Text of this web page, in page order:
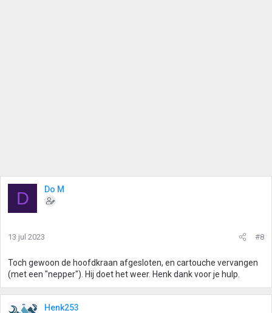
D Do M
13 jul 2023 #8
Toch gewoon de hoofdkraan afgesloten, en cartouche vervangen
(met een "nepper"). Hij doet het weer. Henk dank voor je hulp.
Henk253